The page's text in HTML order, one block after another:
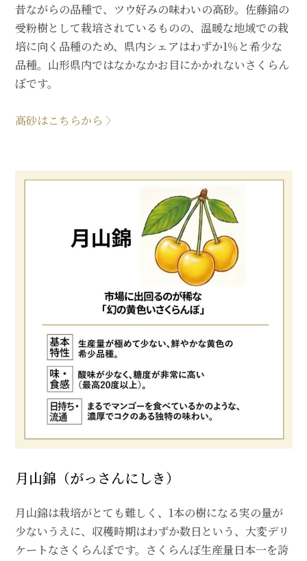
昔ながらの品種で、ツウ好みの味わいの高砂。佐藤錦の
受粉樹として栽培されているものの、温暖な地域での栽
培に向く品種のため、県内シェアはわずか1％と希少な
品種。山形県内ではなかなかお目にかかれないさくらん
ぼです。
高砂はこちらから 〉
月山錦（がっさんにしき）
月山錦は栽培がとても難しく、1本の樹になる実の量が
少ないうえに、収穫時期はわずか数日という、大変デリ
ケートなさくらんぼです。さくらんぼ生産量日本一を誇